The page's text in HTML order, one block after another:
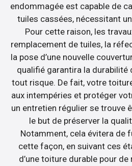
endommagée est capable de
tuiles cassées, nécessitant
Pour cette raison, les
remplacement de tuiles, la
la pose d’une nouvelle
qualifié garantira la durabilité
tout risque. De fait, votre
aux intempéries et protéger
un entretien régulier se trouve
le but de préserver la
Notamment, cela évitera de
cette façon, en suivant ces
d’une toiture durable pour